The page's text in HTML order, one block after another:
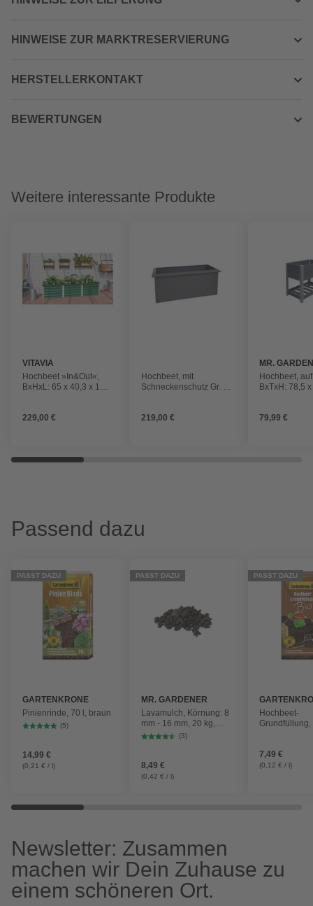
HINWEISE ZUR MARKTRESERVIERUNG
HERSTELLERKONTAKT
BEWERTUNGEN
Weitere interessante Produkte
VITAVIA
Hochbeet »In&Out«,
BxHxL: 65 x 40,3 x 185
229,00 €
Hochbeet, mit
Schneckenschutz Gr. L,
219,00 €
MR.
Hochbeet,
BxTxH: 78,5
79,99 €
Passend dazu
PASST DAZU
GARTENKRONE
Pinienrinde, 70 l, braun
(5)
14,99 €
(0,21 € / l)
PASST DAZU
MR. GARDENER
Lavamulch, Körnung: 8
mm - 16 mm, 20 kg,
schwarzgrau
(3)
8,49 €
(0,42 € / l)
PASST DAZU
Hochbeet-
Grundfüllung,
7,49 €
(0,12 € / l)
Newsletter: Zusammen
machen wir Dein Zuhause zu
einem schöneren Ort.